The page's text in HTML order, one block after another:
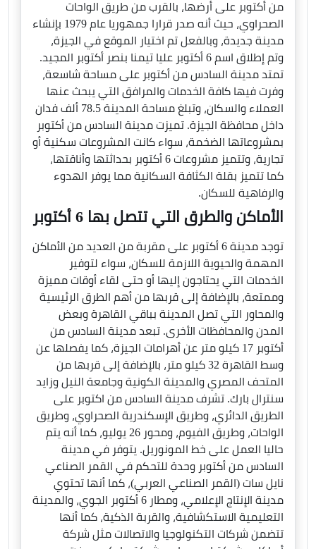
من أكتوبر على أرضها، بالقرب من طريق الواحات
الصحراوي، حيث أنه صدر قرارا جمهوريا عام 1979 بإنشاء
مدينة جديدة، وبالفعل تم اختيار الموقع في الجيزة،
وتم إطلاق اسم 6 أكتوبر عليا تيمنا بنصر أكتوبر المجيد.
تمتد مدينة السادس من أكتوبر على مساحة شاسعة،
وفرت فيها كافة الخدمات والمرافق التي يبحث عنها
العملاء والسكان، وتبلغ مساحة المدينة 78.5 ألف فدان
داخل محافظة الجيزة. تميزت مدينة السادس من أكتوبر
بمشروعاتها الضخمة، سواء كانت المشروعات سكنية أو
تجارية، وتتميز مشروعات 6 أكتوبر بحداثتها وأناقتها،
كما تتميز بقلة الكثافة السكانية مما يوفر الهدوء
والرفاهية للسكان.
الأماكن والطرق التي تتصل بها 6 أكتوبر
توجد مدينة 6 أكتوبر على مقربة من العديد من الأماكن
المهمة والحيوية اللازمة للسكان، سواء لتوفير
الخدمات التي يحتاجون إليها أو حتى لقاء أوقات مميزة
وممتعة، بالإضافة إلى قربها من أهم الطرق الرئيسية
والمحاور التي تصل المدينة بباقي القاهرة وبعض
المدن والمحافظات الأخرى. تبعد مدينة السادس من
أكتوبر 17 كيلو متر عن أهرامات الجيزة، كما يفصلها عن
وسط القاهرة 32 كيلو متر، بالإضافة إلى قربها من
المتحف المصري والمدينة الكونية وجامعة النيل وزايد
سنترال بارك. تشرف مدينة السادس من اكتوبر على
الطريق الدائري، وطريق الإسكندرية الصحراوي، وطريق
الواحات، وطريق الفيوم، ومحور 26 يوليو، كما أنه يتم
حاليا العمل على خط المونوريل. يتوفر في مدينة
السادس من أكتوبر وحدة للتحكم في القمر الصناعي
نايل سات (القمر الصناعي العربي)، كما أنها تحتوي
مدينة الإنتاج الإعلامي، ومطار 6 أكتوبر الجوي، والمدينة
التعليمية الاستكشافية، والقربة الذكية، كما أنها
تتضمن شركات التكنولوجيا والاتصالات مثل شركة